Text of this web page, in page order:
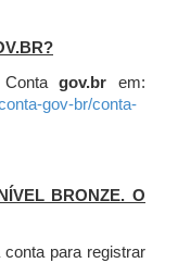
Contagov.br em:
gov-br/conta-
BRONZE. O
para registrar